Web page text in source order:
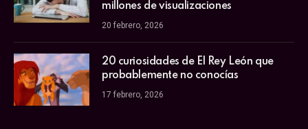
millones de visualizaciones
20 febrero, 2026
20 curiosidades de El Rey León que
probablemente no conocías
17 febrero, 2026